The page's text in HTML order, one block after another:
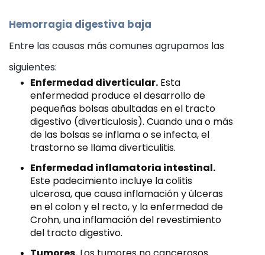
Hemorragia digestiva baja
Entre las causas más comunes agrupamos las
siguientes:
Enfermedad diverticular. Esta
enfermedad produce el desarrollo de
pequeñas bolsas abultadas en el tracto
digestivo (diverticulosis). Cuando una o más
de las bolsas se inflama o se infecta, el
trastorno se llama diverticulitis.
Enfermedad inflamatoria intestinal.
Este padecimiento incluye la colitis
ulcerosa, que causa inflamación y úlceras
en el colon y el recto, y la enfermedad de
Crohn, una inflamación del revestimiento
del tracto digestivo.